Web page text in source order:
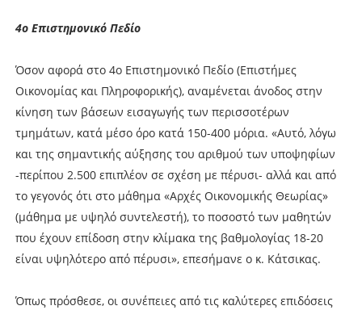
4ο Επιστημονικό Πεδίο
Όσον αφορά στο 4ο Επιστημονικό Πεδίο (Επιστήμες
Οικονομίας και Πληροφορικής), αναμένεται άνοδος στην
κίνηση των βάσεων εισαγωγής των περισσοτέρων
τμημάτων, κατά μέσο όρο κατά 150-400 μόρια. «Αυτό, λόγω
και της σημαντικής αύξησης του αριθμού των υποψηφίων
-περίπου 2.500 επιπλέον σε σχέση με πέρυσι- αλλά και από
το γεγονός ότι στο μάθημα «Αρχές Οικονομικής Θεωρίας»
(μάθημα με υψηλό συντελεστή), το ποσοστό των μαθητών
που έχουν επίδοση στην κλίμακα της βαθμολογίας 18-20
είναι υψηλότερο από πέρυσι», επεσήμανε ο κ. Κάτσικας.
Όπως πρόσθεσε, οι συνέπειες από τις καλύτερες επιδόσεις